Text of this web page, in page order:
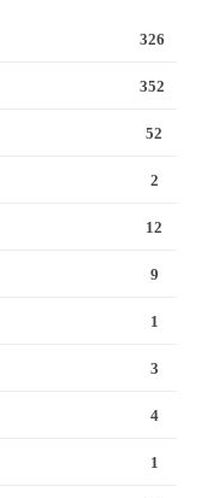
326
352
52
2
12
9
1
3
4
1